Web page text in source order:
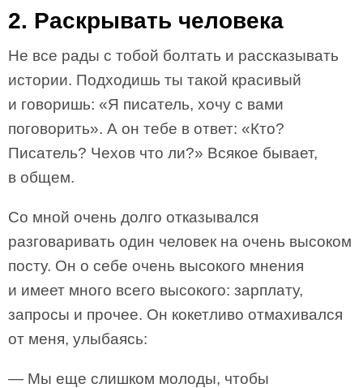
2. Раскрывать человека
Не все рады с тобой болтать и рассказывать
истории. Подходишь ты такой красивый
и говоришь: «Я писатель, хочу с вами
поговорить». А он тебе в ответ: «Кто?
Писатель? Чехов что ли?» Всякое бывает,
в общем.
Со мной очень долго отказывался
разговаривать один человек на очень высоком
посту. Он о себе очень высокого мнения
и имеет много всего высокого: зарплату,
запросы и прочее. Он кокетливо отмахивался
от меня, улыбаясь:
— Мы еще слишком молоды, чтобы